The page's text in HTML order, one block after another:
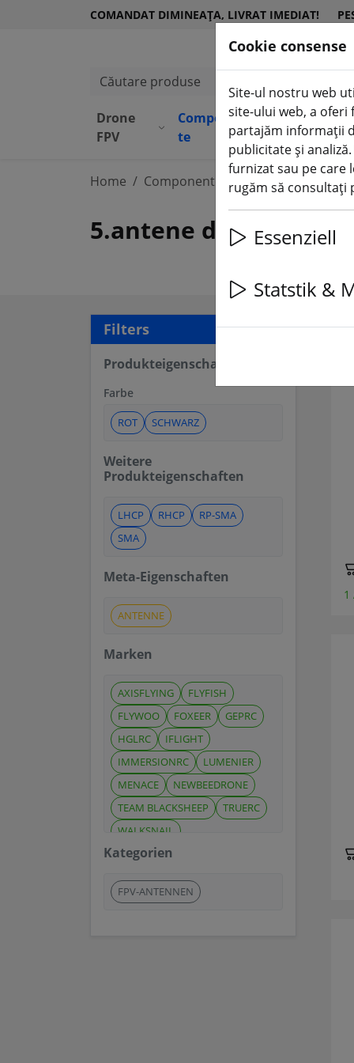
COMANDAT DIMINEAȚA, LIVRAT IMEDIAT!
Căutare produse
Drone
FPV
Componen
te(aktuelle Seite)
Echipame
nt
Home Componente Antene FPV
5.antene de 8 GHz
Filters
Produkteigenschaften
Farbe
ROT SCHWARZ
Weitere
Produkteigenschaften
LHCP RHCP
RP-SMA
SMA
Meta-Eigenschaften
ANTENNE
Marken
AXISFLYING
FLYFISH
FLYWOO
FOXEER
GEPRC
HGLRC
IFLIGHT
IMMERSIONRC
LUMENIER
MENACE
NEWBEEDRONE
TEAM BLACKSHEEP
TRUERC
WALKSNAIL
Kategorien
FPV-ANTENNEN
1
Cookie consense
Site-ul nostru web
site-ului web, a oferi
partajăm informații
publicitate și
furnizat sau pe care
rugăm să consultați
Essenziell
Statstik &